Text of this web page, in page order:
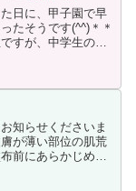
日に、甲子園で早
たそうです(^^)＊＊
すが、中学生のと
し、なんで私だ
...
知らせくださいま
が薄い部位の肌荒
前にあらかじめワ